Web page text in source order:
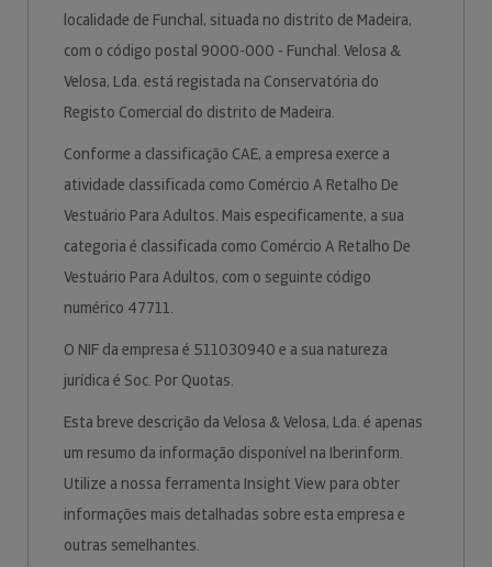
localidade de Funchal, situada no distrito de Madeira,
com o código postal 9000-000 - Funchal. Velosa &
Velosa, Lda. está registada na Conservatória do
Registo Comercial do distrito de Madeira.
Conforme a classificação CAE, a empresa exerce a
atividade classificada como Comércio A Retalho De
Vestuário Para Adultos. Mais especificamente, a sua
categoria é classificada como Comércio A Retalho De
Vestuário Para Adultos, com o seguinte código
numérico 47711.
O NIF da empresa é 511030940 e a sua natureza
jurídica é Soc. Por Quotas.
Esta breve descrição da Velosa & Velosa, Lda. é apenas
um resumo da informação disponível na Iberinform.
Utilize a nossa ferramenta Insight View para obter
informações mais detalhadas sobre esta empresa e
outras semelhantes.